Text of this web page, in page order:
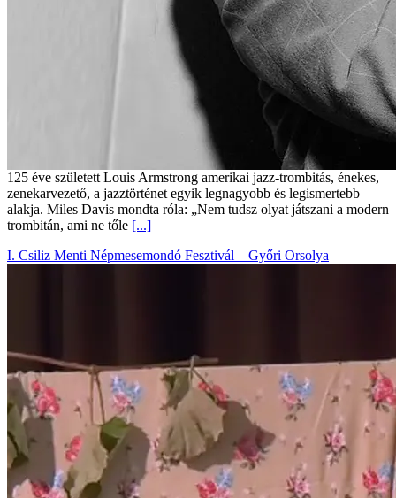
125 éve született Louis Armstrong amerikai jazz-trombitás, énekes,
zenekarvezető, a jazztörténet egyik legnagyobb és legismertebb
alakja. Miles Davis mondta róla: „Nem tudsz olyat játszani a modern
trombitán, ami ne tőle [...]
I. Csiliz Menti Népmesemondó Fesztivál – Győri Orsolya